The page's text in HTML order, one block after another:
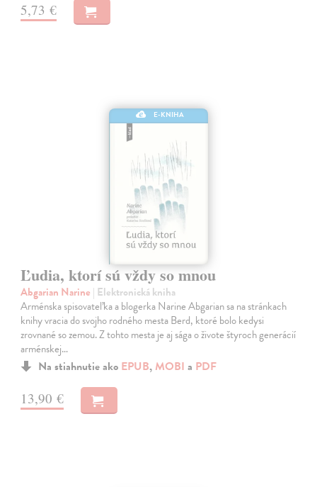
5,73 €
E-KNIHA
Ľudia, ktorí sú vždy so mnou
Abgarian Narine | Elektronická kniha
Arménska spisovateľka a blogerka Narine Abgarian sa na stránkach
knihy vracia do svojho rodného mesta Berd, ktoré bolo kedysi
zrovnané so zemou. Z tohto mesta je aj sága o živote štyroch generácií
arménskej…
Na stiahnutie ako EPUB, MOBI a PDF
13,90 €